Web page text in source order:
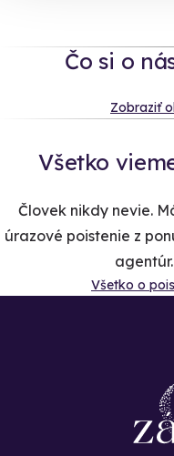
Čo si o
Zobraziť
Všetko
Človek nikdy nevie.
úrazové poistenie z
agentúr.
Všetko o